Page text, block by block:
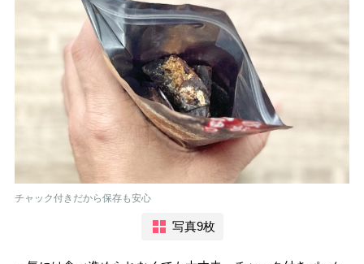
チャック付きだから保存も安心
写真9枚